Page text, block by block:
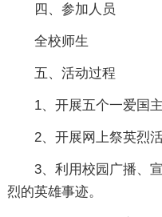
四、参加人员
全校师生
五、活动过程
1、开展五个一爱国
2、开展网上祭英烈活
3、利用校园广播、
烈的英雄事迹。